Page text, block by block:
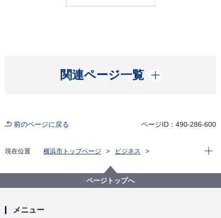
関連ページ一覧
開く
前のページに戻る ページID：490-286-600
現在位置 横浜市トップページ
ビジネス
事業者指定・委託等の手続き
居宅・施設サービス関連
２ 変更・廃止・休止・再開届
現在
ページトップへ
メニュー